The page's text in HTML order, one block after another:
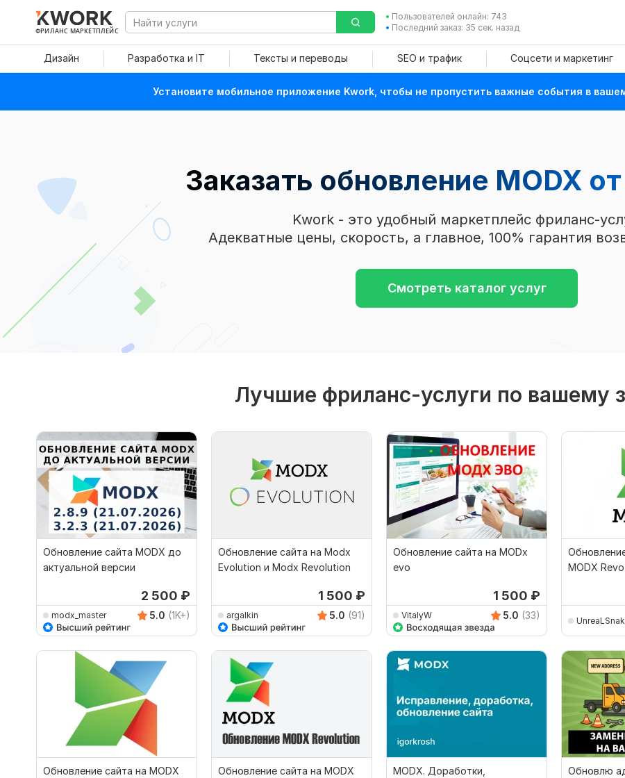
ФРИЛАНС МАРКЕТПЛЕЙС
Пользователей онлайн: 743
Последний заказ: 35 сек. назад
Дизайн Разработка и IT Тексты и переводы SEO и трафик Соцсети и маркетинг
Установите мобильное приложение Kwork, чтобы не пропустить важные события в
Заказать обновление MODX
Kwork - это удобный маркетплейс фриланс-
Адекватные цены, скорость, а главное, 100% гарантия
Смотреть каталог услуг
Лучшие фриланс-услуги по вашему
Обновление сайта MODX до
актуальной версии
2 500 ₽
modx_master 5.0 (1K+)
Обновление сайта на Modx
Evolution и Modx Revolution
1 500 ₽
argalkin 5.0 (91)
Обновление сайта на MODx
evo
1 500 ₽
VitalyW 5.0 (33)
MODX
Обновление сайта на MODX
Обновление сайта на MODX
MODX. Доработки,
Обновлю